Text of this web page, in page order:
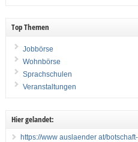
Top Themen
Jobbörse
Wohnbörse
Sprachschulen
Veranstaltungen
Hier gelandet:
https://www auslaender at/